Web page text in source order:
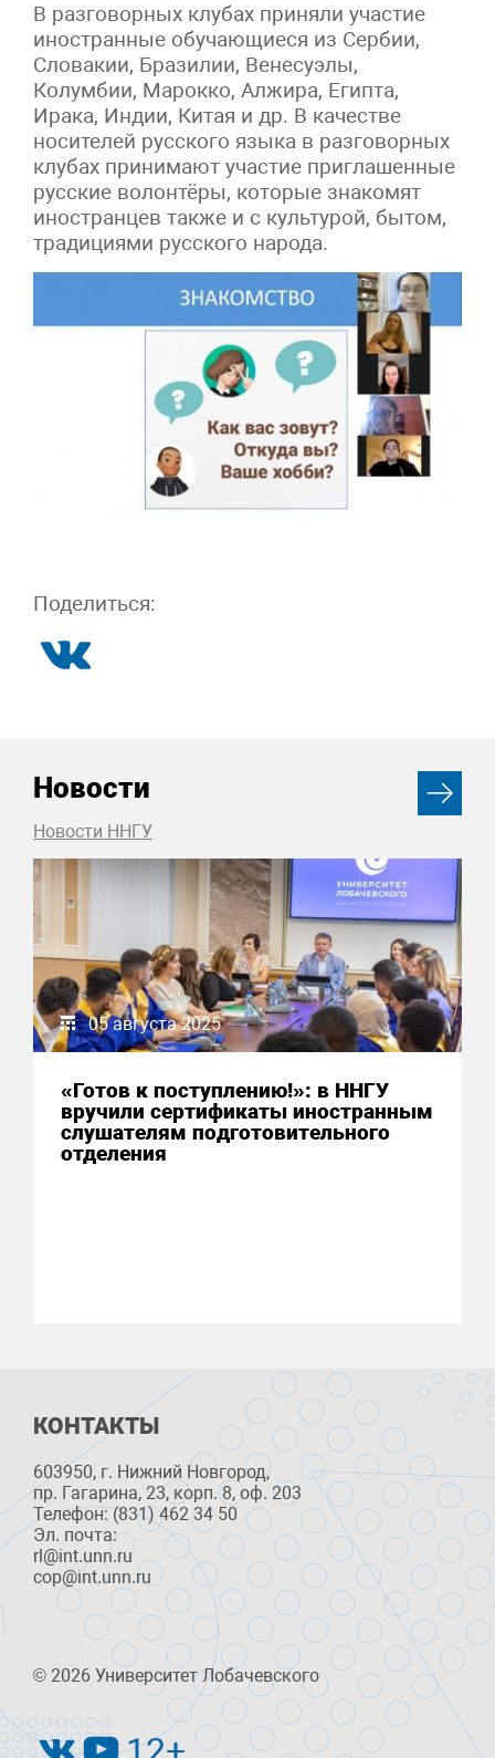
В разговорных клубах приняли участие
иностранные обучающиеся из Сербии,
Словакии, Бразилии, Венесуэлы,
Колумбии, Марокко, Алжира, Египта,
Ирака, Индии, Китая и др. В качестве
носителей русского языка в разговорных
клубах принимают участие приглашенные
русские волонтёры, которые знакомят
иностранцев также и с культурой, бытом,
традициями русского народа.
Поделиться:
Новости
Новости ННГУ
05 августа 2025
«Готов к поступлению!»: в ННГУ
вручили сертификаты иностранным
слушателям подготовительного
отделения
КОНТАКТЫ
603950, г. Нижний Новгород,
пр. Гагарина, 23, корп. 8, оф. 203
Телефон: (831) 462 34 50
Эл. почта:
rl@int.unn.ru
cop@int.unn.ru
© 2026 Университет Лобачевского